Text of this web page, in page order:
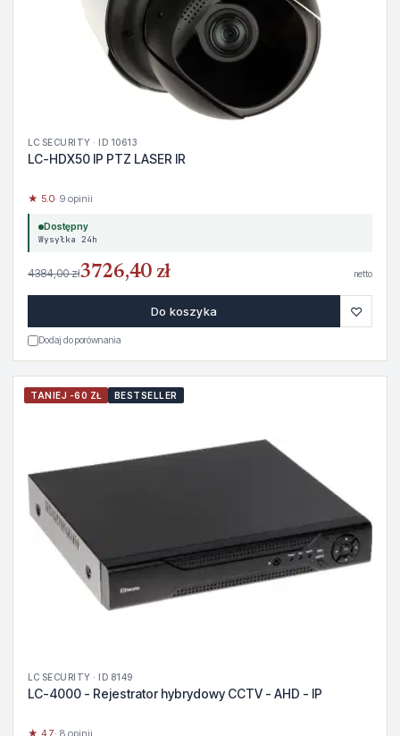
LC SECURITY · ID 10613
LC-HDX50 IP PTZ LASER IR
★ 5.0· 9 opinii
Dostępny
Wysyłka 24h
4384,00 zł3726,40 zł netto
Do koszyka ♡
Dodaj do porównania
TANIEJ -60 ZŁ BESTSELLER
LC SECURITY · ID 8149
LC-4000 - Rejestrator hybrydowy CCTV - AHD - IP
★ 4.7· 8 opinii